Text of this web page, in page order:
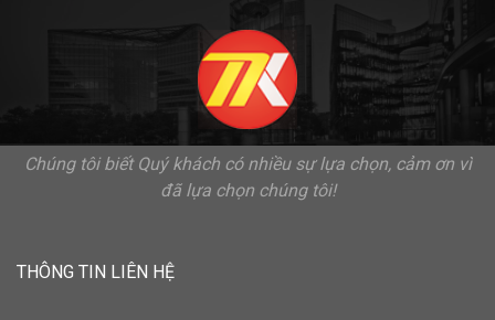
Chúng tôi biết Quý khách có nhiều sự lựa chọn, cảm ơn vì
đã lựa chọn chúng tôi!
THÔNG TIN LIÊN HỆ